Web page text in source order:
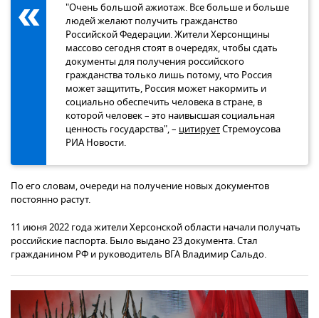
"Очень большой ажиотаж. Все больше и больше
людей желают получить гражданство
Российской Федерации. Жители Херсонщины
массово сегодня стоят в очередях, чтобы сдать
документы для получения российского
гражданства только лишь потому, что Россия
может защитить, Россия может накормить и
социально обеспечить человека в стране, в
которой человек – это наивысшая социальная
ценность государства", – цитируетСтремоусова
РИА Новости.
По его словам, очереди на получение новых документов
постоянно растут.
11 июня 2022 года жители Херсонской области начали получать
российские паспорта. Было выдано 23 документа. Стал
гражданином РФ и руководитель ВГА Владимир Сальдо.